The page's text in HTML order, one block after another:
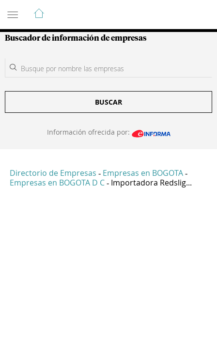
Guía de Empresas Colombianas
Buscador de información de empresas
BUSCAR
Información ofrecida por:
Directorio de Empresas - Empresas en BOGOTA -
Empresas en BOGOTA D C - Importadora Redslig...